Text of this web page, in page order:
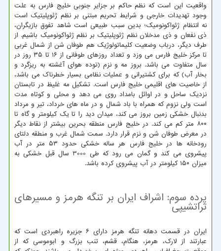
واقعیت این است که نظم حاکم بر جزایر جنوبی خلیج فارس به علت
وجود تهدیدات خارجی و شرایط تحریم مبتنی بر نظم ژئوپلیتیک است
نه انتظام ژئواکونومیک؛ بدین سبب طبیعی است شاهد تفوق بازیگران،
ذی نفعان و ذی مدخلان نظم ژئوپلیتیک بر نظم ژئواکونومیک باشیم. از
طرف دیگر، درباب وضعیت کلیماتولوژیک هم طوفان شن از شمال غربی
تا مرکز خلیج فارس می وزد و تعداد روزهای طوفانی از ۱۶ تا ۳۵ روز در
سال متفاوت می باشد. بروز مه و نزم (توده هوای آغشته به ریزگرد و
بخار آب) که برای کشتیرانی و عملیات نظامی بسیار خطرناک می باشد،
از خاصیت های اقلیمی خلیج فارس است. تشکیل مه غلیظ در تابستان
نزدیک ساحل و در اوائل بامداد روی می دهد و محلی و کوتاه مدت
است ولی نزوم که همراه با باد شمال و در ماه های خرداد، تیر و مرداد
بدنبال خشکی زمین بروز می کند، میدان دید را تا یک کیلومتر و گاه تا
۸۰۰ متر کم می کند. در خلیج فارس منطقه بحرین بیشتر از نقاط دیگر
در معرض طوفان شن و نزم قرار دارد. سمت شمال غرب و منطقه دلتای
رودخانه ها در خلیج فارس هر ساله خشکی حدود ۵۳ متر در آب
پیشروی می کند و گمان می رود که طی 3000 سال قبل خشکی به
میزان ۱۵۰ کیلومتر در آب پیشروی کرده باشد.
پرده سوم: اشراف ایران بر تنگه هرمز و مسیرهای
تراتشیپی
ایران در قسمت دهانه تنگه هرمز دارای ۶ جزیره راهبردی است که
عبارتند از لارک، هرمز، هنگام، قشم، تنب بزرگ و ابوموسی که از